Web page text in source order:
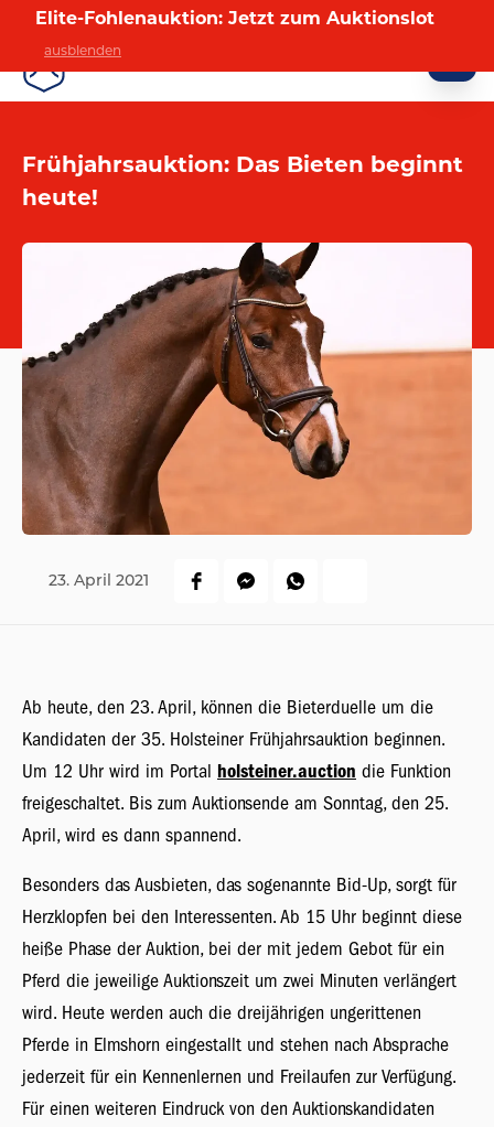
VERMARKTUNG
23. April 2021
Frühjahrsauktion: Das Bieten beginnt
heute!
Ab heute, den 23. April, können die Bieterduelle um die
Kandidaten der 35. Holsteiner Frühjahrsauktion beginnen.
Um 12 Uhr wird im Portal holsteiner.auction die Funktion
freigeschaltet. Bis zum Auktionsende am Sonntag, den 25.
April, wird es dann spannend.
Besonders das Ausbieten, das sogenannte Bid-Up, sorgt für
Herzklopfen bei den Interessenten. Ab 15 Uhr beginnt diese
heiße Phase der Auktion, bei der mit jedem Gebot für ein
Pferd die jeweilige Auktionszeit um zwei Minuten verlängert
wird. Heute werden auch die dreijährigen ungerittenen
Pferde in Elmshorn eingestallt und stehen nach Absprache
jederzeit für ein Kennenlernen und Freilaufen zur Verfügung.
Für einen weiteren Eindruck von den Auktionskandidaten
Elite-Fohlenauktion: Jetzt zum Auktionslot
ausblenden